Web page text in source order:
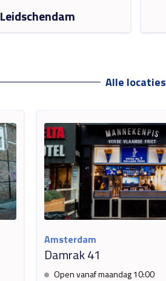
Leidschendam
Alle locaties
Amsterdam
Damrak 41
Open vanaf maandag 10:00